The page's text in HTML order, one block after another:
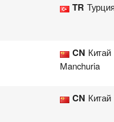
TR Турция
CN Китай
Manchuria
CN Китай